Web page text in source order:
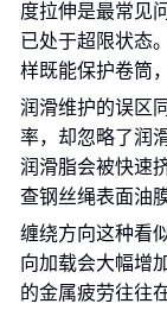
度拉伸是最常见
已处于超限状态
样既能保护卷筒
润滑维护的误区
率，却忽略了润
润滑脂会被快速
查钢丝绳表面油
缠绕方向这种看
向加载会大幅增
的金属疲劳往往